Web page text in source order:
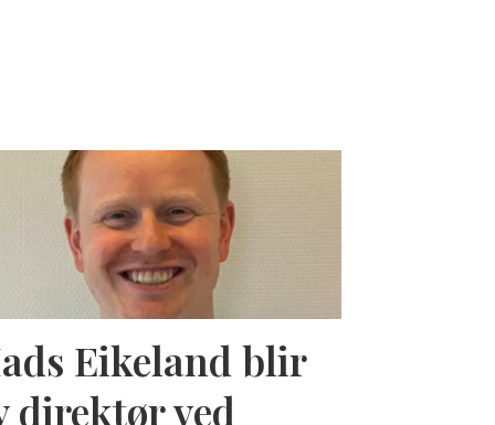
Eikeland blir
direktør ved